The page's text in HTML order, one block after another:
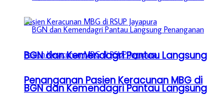
BGN dan Kemendagri Pantau Langsung
Penanganan Pasien Keracunan MBG di
BGN dan Kemendagri Pantau Langsung